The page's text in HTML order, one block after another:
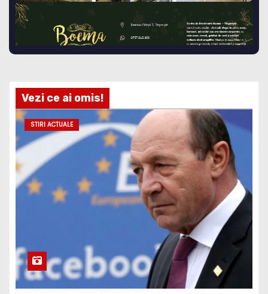
Vezi ce ai omis!
STIRI ACTUALE